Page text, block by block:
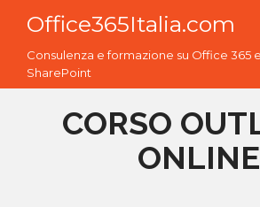
Office365Italia.com
Consulenza e formazione su Office 365 e
SharePoint
CORSO
ONLINE